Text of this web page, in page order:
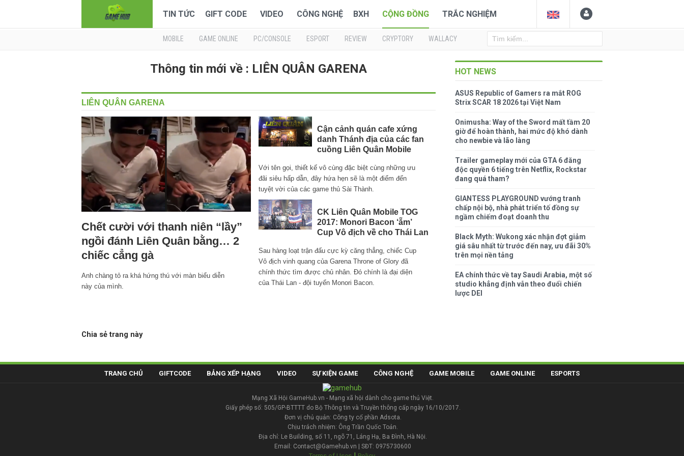
TIN TỨC GIFT CODE VIDEO CÔNG NGHỆ BXH CỘNG ĐỒNG TRẮC NGHIỆM
MOBILE GAME ONLINE PC/CONSOLE ESPORT REVIEW CRYPTORY WALLACY
Thông tin mới về : LIÊN QUÂN GARENA
LIÊN QUÂN GARENA
Chết cười với thanh niên “lầy”
ngồi đánh Liên Quân bằng… 2
chiếc cẳng gà
Anh chàng tỏ ra khá hứng thú với màn biểu diễn
này của mình.
Cận cảnh quán cafe xứng
danh Thánh địa của các fan
cuồng Liên Quân Mobile
Với tên gọi, thiết kế vô cùng đặc biệt cùng những ưu
đãi siêu hấp dẫn, đây hứa hẹn sẽ là một điểm đến
tuyệt vời của các game thủ Sài Thành.
CK Liên Quân Mobile TOG
2017: Monori Bacon ‘ẵm’
Cup Vô địch về cho Thái Lan
Sau hàng loạt trận đấu cực kỳ căng thẳng, chiếc Cup
Vô địch vinh quang của Garena Throne of Glory đã
chính thức tìm được chủ nhân. Đó chính là đại diện
của Thái Lan - đội tuyển Monori Bacon.
Chia sẻ trang này
HOT NEWS
ASUS Republic of Gamers ra mắt ROG
Strix SCAR 18 2026 tại Việt Nam
Onimusha: Way of the Sword mất tầm 20
giờ để hoàn thành, hai mức độ khó dành
cho newbie và lão làng
Trailer gameplay mới của GTA 6 đăng
độc quyền 6 tiếng trên Netflix, Rockstar
đang quá tham?
GIANTESS PLAYGROUND vướng tranh
chấp nội bộ, nhà phát triển tố đồng sự
ngầm chiếm đoạt doanh thu
Black Myth: Wukong xác nhận đợt giảm
giá sâu nhất từ trước đến nay, ưu đãi 30%
trên mọi nền tảng
EA chính thức về tay Saudi Arabia, một số
studio khẳng định vẫn theo đuổi chiến
lược DEI
TRANG CHỦ GIFTCODE BẢNG XẾP HẠNG VIDEO SỰ KIỆN GAME CÔNG NGHỆ GAME MOBILE GAME ONLINE ESPORTS
Mạng Xã Hội GameHub.vn - Mạng xã hội dành cho game thủ Việt.
Giấy phép số: 505/GP-BTTTT do Bộ Thông tin và Truyền thông cấp ngày 16/10/2017.
Đơn vị chủ quản: Công ty cổ phần Adsota.
Chịu trách nhiệm: Ông Trần Quốc Toản.
Địa chỉ: Le Building, số 11, ngõ 71, Láng Hạ, Ba Đình, Hà Nội.
Email: Contact@Gamehub.vn | SĐT: 0975730600